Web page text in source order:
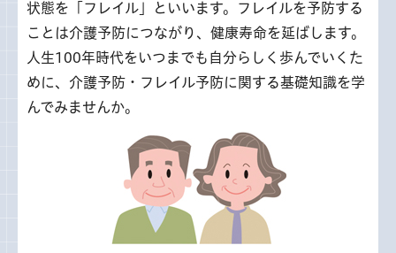
状態を「フレイル」といいます。フレイルを予防する
ことは介護予防につながり、健康寿命を延ばします。
人生100年時代をいつまでも自分らしく歩んでいくた
めに、介護予防・フレイル予防に関する基礎知識を学
んでみませんか。